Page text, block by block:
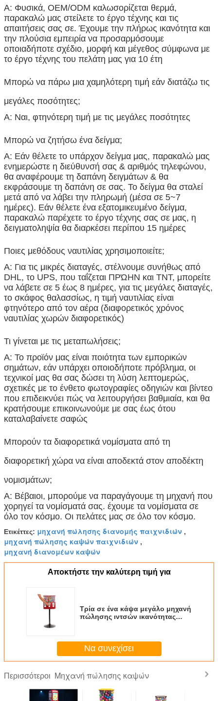
Α: Φυσικά, OEM/ODM καλωσορίζεται θερμά,
παρακαλώ μας στείλετε το έργο τέχνης και τις
απαιτήσεις σας σε. Έχουμε την πλήρως ικανότητα και
την πλούσια εμπειρία να προσαρμόσουμε
οποιαδήποτε σχέδιο, μορφή και μέγεθος σύμφωνα με
το έργο τέχνης του πελάτη μας για 10 έτη
Μπορώ να πάρω μια χαμηλότερη τιμή εάν διατάζω τις
μεγάλες ποσότητες;
Α: Ναι, φτηνότερη τιμή με τις μεγάλες ποσότητες
Μπορώ να ζητήσω ένα δείγμα;
Α: Εάν θέλετε το υπάρχον δείγμα μας, παρακαλώ μας
ενημερώστε η διεύθυνσή σας & αριθμός τηλεφώνου,
θα αναφέρουμε τη δαπάνη δειγμάτων & θα
εκφράσουμε τη δαπάνη σε σας. Το δείγμα θα σταλεί
μετά από να λάβει την πληρωμή (μέσα σε 5~7
ημέρες). Εάν θέλετε ένα εξατομικευμένο δείγμα,
παρακαλώ παρέχετε το έργο τέχνης σας σε μας, η
δειγματοληψία θα διαρκέσει περίπου 15 ημέρες
Ποιες μεθόδους ναυτιλίας χρησιμοποιείτε;
Α: Για τις μικρές διαταγές, στέλνουμε συνήθως από
DHL, το UPS, που ταΐζεται ΠΡΏΗΝ και TNT, μπορείτε
να λάβετε σε 5 έως 8 ημέρες, για τις μεγάλες διαταγές,
το σκάφος θαλασσίως, η τιμή ναυτιλίας είναι
φτηνότερο από τον αέρα (διαφορετικός χρόνος
ναυτιλίας χωρών διαφορετικός)
Τι γίνεται με τις μεταπωλήσεις;
Α: Το προϊόν μας είναι ποιότητα των εμπορικών
σημάτων, εάν υπάρχει οποιοδήποτε πρόβλημα, οι
τεχνικοί μας θα σας δώσει τη λύση λεπτομερώς,
σχετικές με το ένθετο φωτογραφίες οδηγιών και βίντεο
που επιδεικνύει πώς να λειτουργήσει βαθμιαία, και θα
κρατήσουμε επικοινωνούμε με σας έως ότου
καταλαβαίνετε σαφώς
Μπορούν τα διαφορετικά νομίσματα από τη
διαφορετική χώρα να είναι αποδεκτά στον αποδέκτη
νομισμάτων;
Α: Βέβαιοι, μπορούμε να παραγάγουμε τη μηχανή που
χορηγεί τα νομίσματά σας. έχουμε τα νομίσματα σε
όλο τον κόσμο. Οι πελάτες μας σε όλο τον κόσμο.
Ετικέττες: μηχανή πώλησης διανομής παιχνιδιών ,
μηχανή πώλησης καψών παιχνιδιών ,
μηχανή διανομέων καψών
Αποκτήστε την καλύτερη τιμή για
Τρία σε ένα κάψα μεγάλο μηχανή
πώλησης ιντσών ικανότητας
Να συνεχίσει
Περισσότεροι Μηχανή πώλησης καψών